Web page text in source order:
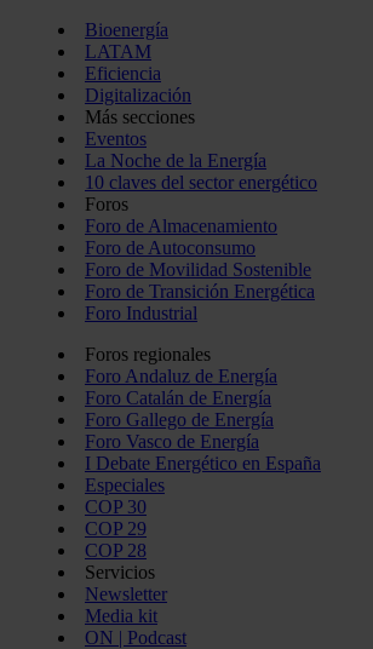
Bioenergía
LATAM
Eficiencia
Digitalización
Más secciones
Eventos
La Noche de la Energía
10 claves del sector energético
Foros
Foro de Almacenamiento
Foro de Autoconsumo
Foro de Movilidad Sostenible
Foro de Transición Energética
Foro Industrial
Foros regionales
Foro Andaluz de Energía
Foro Catalán de Energía
Foro Gallego de Energía
Foro Vasco de Energía
I Debate Energético en España
Especiales
COP 30
COP 29
COP 28
Servicios
Newsletter
Media kit
ON | Podcast